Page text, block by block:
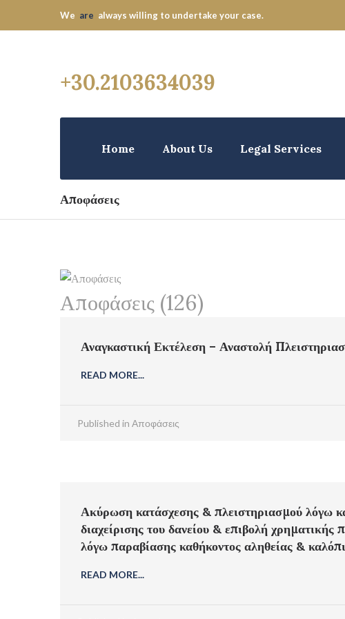
We are always willing to undertake your case.
+30.2103634039
Home About Us Legal Services
Αποφάσεις
Αποφάσεις (126)
Αναγκαστική Εκτέλεση – Αναστολή
READ MORE...
Published in Αποφάσεις
Ακύρωση κατάσχεσης & πλειστηριασμού λόγω
διαχείρισης του δανείου & επιβολή χρηματικής
λόγω παραβίασης καθήκοντος αληθείας &
READ MORE...